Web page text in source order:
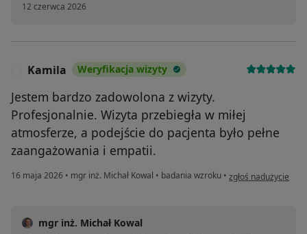
12 czerwca 2026
Kamila Weryfikacja wizyty
Jestem bardzo zadowolona z wizyty.
Profesjonalnie. Wizyta przebiegła w miłej
atmosferze, a podejście do pacjenta było pełne
zaangażowania i empatii.
16 maja 2026 • mgr inż. Michał Kowal • badania wzroku • w opinii
zgłoś nadużycie
mgr inż. Michał Kowal